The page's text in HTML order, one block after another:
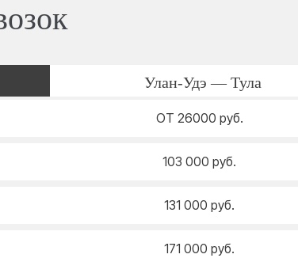
Улан-Удэ — Тула
ОТ 26000 руб.
103 000 руб.
131 000 руб.
171 000 руб.